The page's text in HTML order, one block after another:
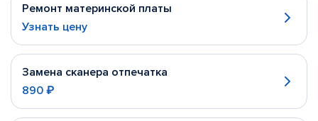
Ремонт материнской платы
Узнать цену
Замена сканера отпечатка
890 ₽